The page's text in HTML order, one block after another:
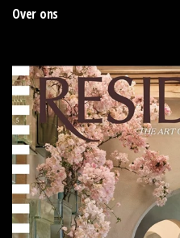
Over ons